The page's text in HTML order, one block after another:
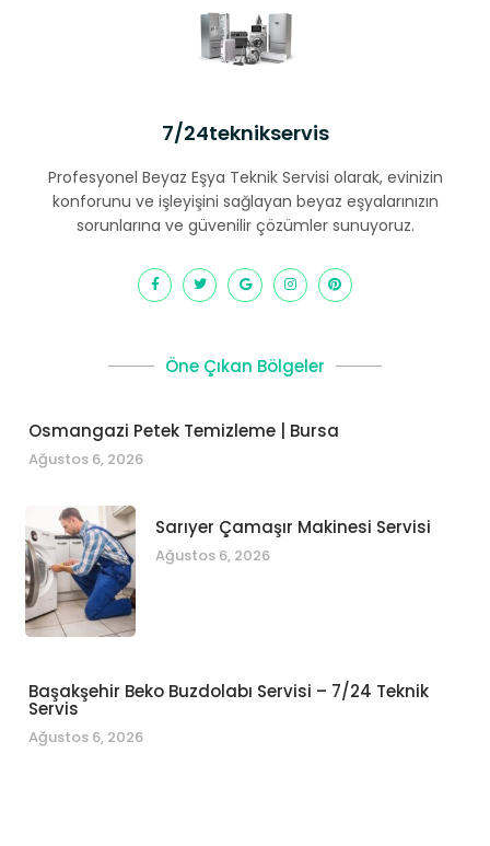
7/24teknikservis
Profesyonel Beyaz Eşya Teknik Servisi olarak, evinizin
konforunu ve işleyişini sağlayan beyaz eşyalarınızın
sorunlarına ve güvenilir çözümler sunuyoruz.
Öne Çıkan Bölgeler
Osmangazi Petek Temizleme | Bursa
Ağustos 6, 2026
Sarıyer Çamaşır Makinesi Servisi
Ağustos 6, 2026
Başakşehir Beko Buzdolabı Servisi – 7/24 Teknik
Servis
Ağustos 6, 2026